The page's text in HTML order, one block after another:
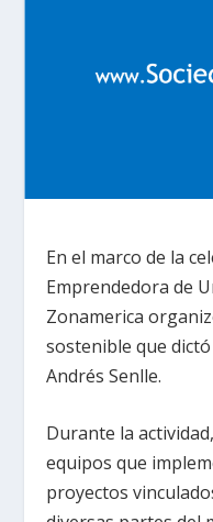
En el marco de la
Emprendedora de
Zonamerica
sostenible que
Andrés Senlle.
Durante la
equipos que
proyectos